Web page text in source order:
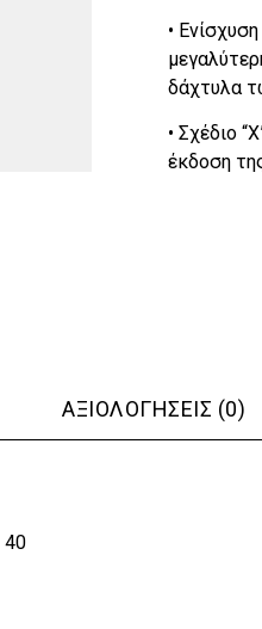
•
δάχτυλα
• Σχέδιο
έκδοση
ΑΞΙΟΛΟΓΉΣΕΙΣ (0)
40